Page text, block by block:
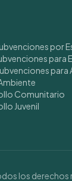
por
para
para
Comunitario
Juvenil
los derechos